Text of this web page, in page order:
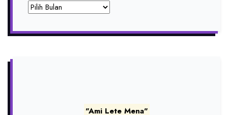
Archives
"Ami Lete Mena"